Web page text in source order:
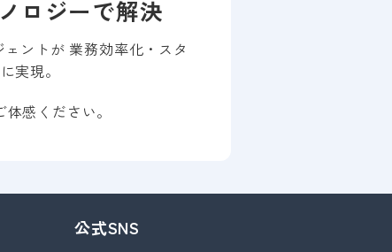
ロジーで解決
ントが 業務効率化・スタ
実現。
感ください。
公式SNS